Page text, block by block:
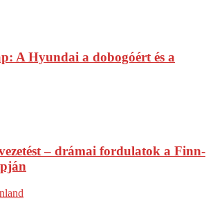
A Hyundai a dobogóért és a
– drámai fordulatok a Finn-